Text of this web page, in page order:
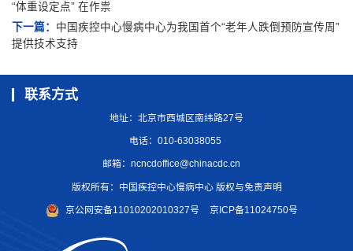
“体重设定点” 在作祟
下一篇： 中国疾控中心慢病中心为我国首个“老年人跌倒预防宣传周”
提供技术支持
联系方式
地址：北京市西城区南纬路27号
电话：010-63038055
邮箱：ncncdoffice@chinacdc.cn
版权所有：中国疾控中心慢病中心 版权与免责声明
京公网安备11010202010327号 京ICP备11024750号